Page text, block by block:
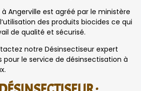
Angerville est agréé par le ministère
des produits biocides ce qui
de qualité et sécurisé.
notre Désinsectiseur expert
pour le service de désinsectisation à